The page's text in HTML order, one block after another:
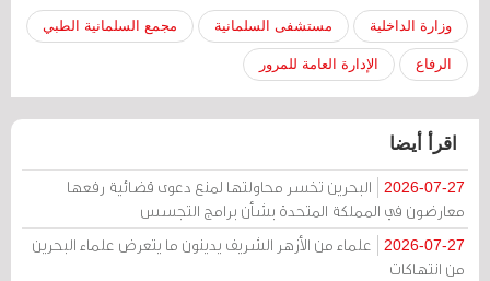
وزارة الداخلية مستشفى السلمانية مجمع السلمانية الطبي
الرفاع الإدارة العامة للمرور
اقرأ أيضا
2026-07-27
البحرين تخسر محاولتها لمنع دعوى قضائية رفعها
معارضون في المملكة المتحدة بشأن برامج التجسس
2026-07-27
علماء من الأزهر الشريف يدينون ما يتعرض علماء البحرين
من انتهاكات